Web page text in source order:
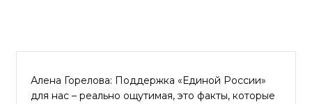
Алена Горелова: Поддержка «Единой России»
для нас – реально ощутимая, это факты, которые